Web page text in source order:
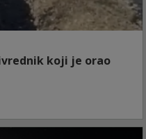
koji je orao